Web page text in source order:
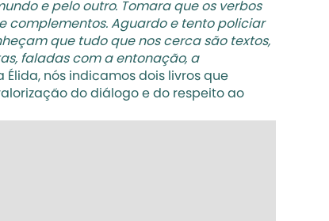
e pelo outro. Tomara que os verbos
complementos. Aguardo e tento policiar
que tudo que nos cerca são textos,
faladas com a entonação, a
nós indicamos dois livros que
do diálogo e do respeito ao